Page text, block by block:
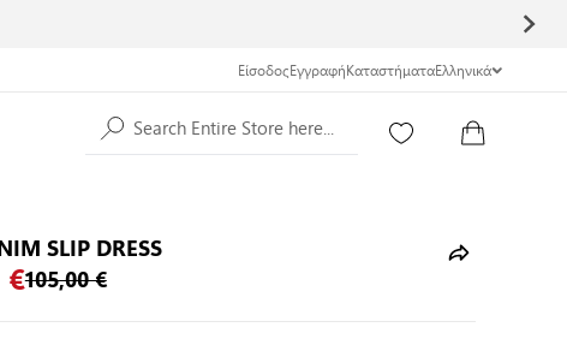
ΕίσοδοςΕγγραφήΚαταστήματαΕλληνικά
Search Entire Store here...
SLIP DRESS
€105,00 €